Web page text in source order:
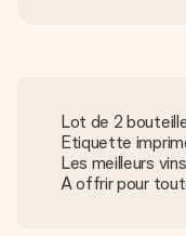
Lot de 2
Etiquette
Les meilleurs
A offrir pour